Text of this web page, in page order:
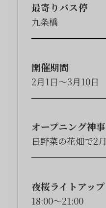
最寄りバス停
九条橋
開催期間
2月1日〜3月10日
オープニング神事
日野菜の花畑で2
夜桜ライトアップ
18:00〜21:00